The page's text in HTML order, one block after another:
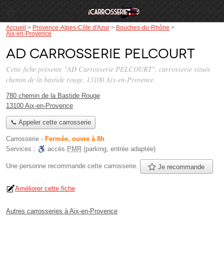
Accueil > Provence-Alpes-Côte d'Azur > Bouches-du-Rhône >
Aix-en-Provence
AD Carrosserie PELCOURT
Cette fiche présente "AD Carrosserie PELCOURT", carrosserie située
chemin de la bastide rouge, 13100 Aix-en-Provence.
780 chemin de la Bastide Rouge
13100 Aix-en-Provence
📞 Appeler cette carrosserie
Carrosserie - Fermée, ouvre à 8h
Services :
accès PMR (parking, entrée adaptée)
Une personne recommande cette carrosserie. Je recommande
Améliorer cette fiche
Autres carrosseries à Aix-en-Provence